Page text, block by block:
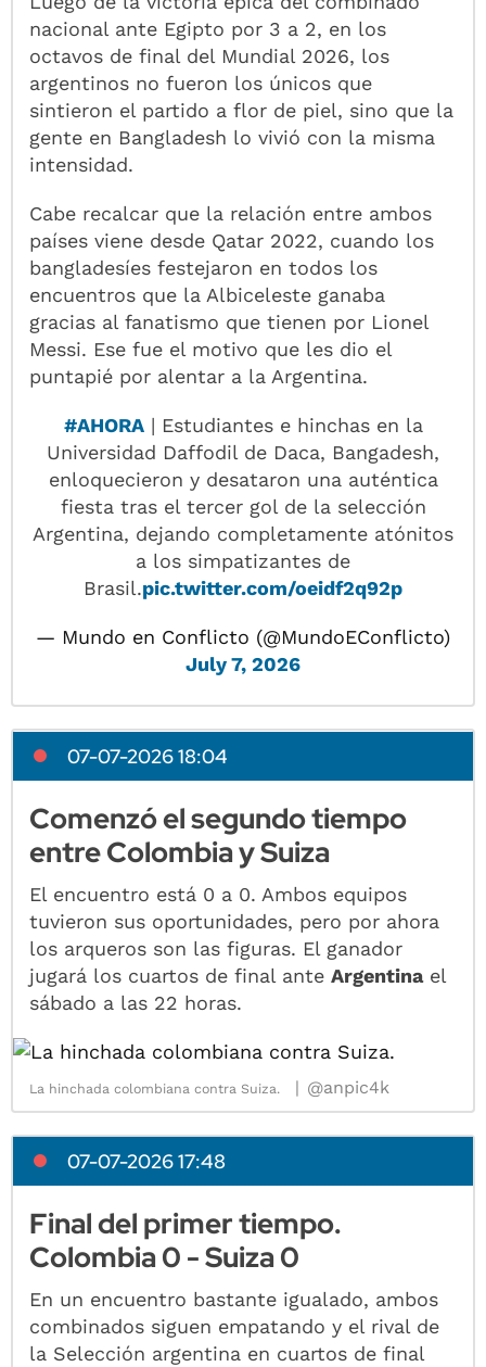
nacional ante Egipto por 3 a 2, en los
octavos de final del Mundial 2026, los
argentinos no fueron los únicos que
sintieron el partido a flor de piel, sino que la
gente en Bangladesh lo vivió con la misma
intensidad.
Cabe recalcar que la relación entre ambos
países viene desde Qatar 2022, cuando los
bangladesíes festejaron en todos los
encuentros que la Albiceleste ganaba
gracias al fanatismo que tienen por Lionel
Messi. Ese fue el motivo que les dio el
puntapié por alentar a la Argentina.
#AHORA| Estudiantes e hinchas en la
Universidad Daffodil de Daca, Bangadesh,
enloquecieron y desataron una auténtica
fiesta tras el tercer gol de la selección
Argentina, dejando completamente atónitos
a los simpatizantes de
Brasil.pic.twitter.com/oeidf2q92p
— Mundo en Conflicto (@MundoEConflicto)
July 7, 2026
07-07-2026 18:04
Comenzó el segundo tiempo
entre Colombia y Suiza
El encuentro está 0 a 0. Ambos equipos
tuvieron sus oportunidades, pero por ahora
los arqueros son las figuras. El ganador
jugará los cuartos de final anteArgentinael
sábado a las 22 horas.
La hinchada colombiana contra Suiza. @anpic4k
07-07-2026 17:48
Final del primer tiempo.
Colombia 0 - Suiza 0
En un encuentro bastante igualado, ambos
combinados siguen empatando y el rival de
la Selección argentina en cuartos de final